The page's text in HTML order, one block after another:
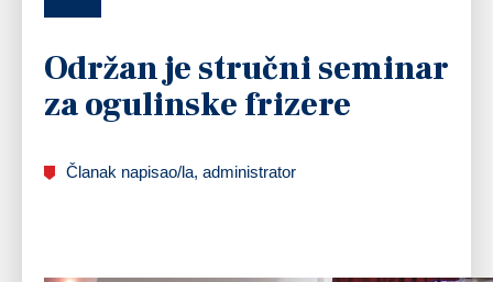
Održan je stručni seminar
za ogulinske frizere
Članak napisao/la, administrator